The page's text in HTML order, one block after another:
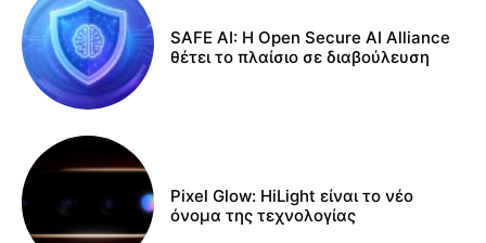
SAFE AI: Η Open Secure AI Alliance
θέτει το πλαίσιο σε διαβούλευση
Pixel Glow: HiLight είναι το νέο
όνομα της τεχνολογίας